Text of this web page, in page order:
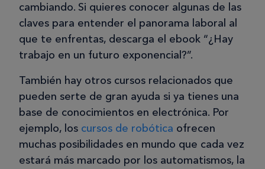
cambiando. Si quieres conocer algunas de las
claves para entender el panorama laboral al
que te enfrentas, descarga el ebook “¿Hay
trabajo en un futuro exponencial?”.
También hay otros cursos relacionados que
pueden serte de gran ayuda si ya tienes una
base de conocimientos en electrónica. Por
ejemplo, los cursos de robótica ofrecen
muchas posibilidades en mundo que cada vez
estará más marcado por los automatismos, la